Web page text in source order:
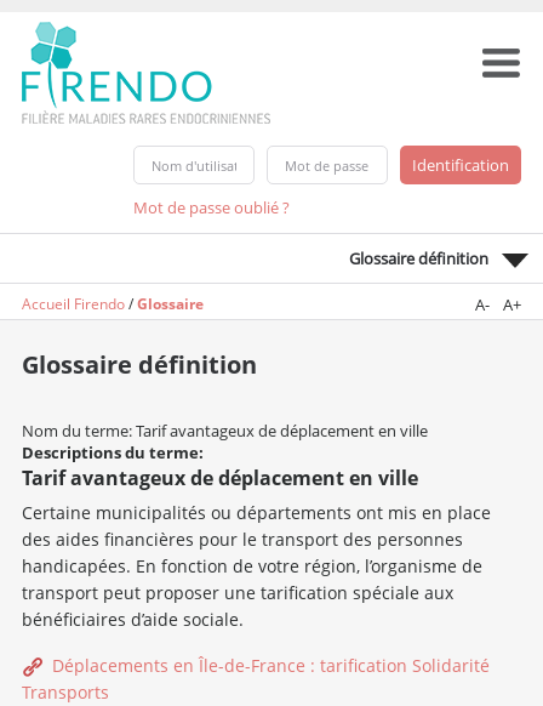
Mot de passe oublié ?
Glossaire définition
Accueil Firendo/Glossaire A- A+
Glossaire définition
Nom du terme: Tarif avantageux de déplacement en ville
Descriptions du terme:
Tarif avantageux de déplacement en ville
Certaine municipalités ou départements ont mis en place
des aides financières pour le transport des personnes
handicapées. En fonction de votre région, l’organisme de
transport peut proposer une tarification spéciale aux
bénéficiaires d’aide sociale.
Déplacements en Île-de-France : tarification Solidarité
Transports